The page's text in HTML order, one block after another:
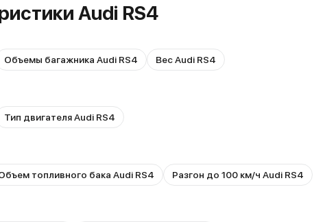
Audi RS4
Объемы багажника Audi RS4 Вес Audi RS4
Тип двигателя Audi RS4
топливного бака Audi RS4 Разгон до 100 км/ч Audi RS4